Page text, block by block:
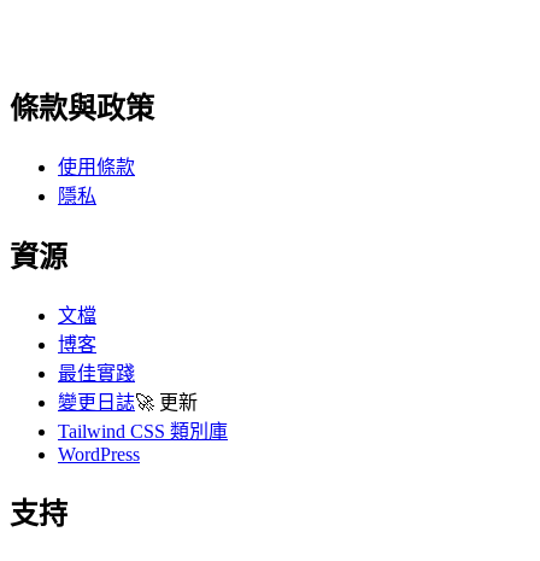
條款與政策
使用條款
隱私
資源
文檔
博客
最佳實踐
變更日誌🚀 更新
Tailwind CSS 類別庫
WordPress
支持